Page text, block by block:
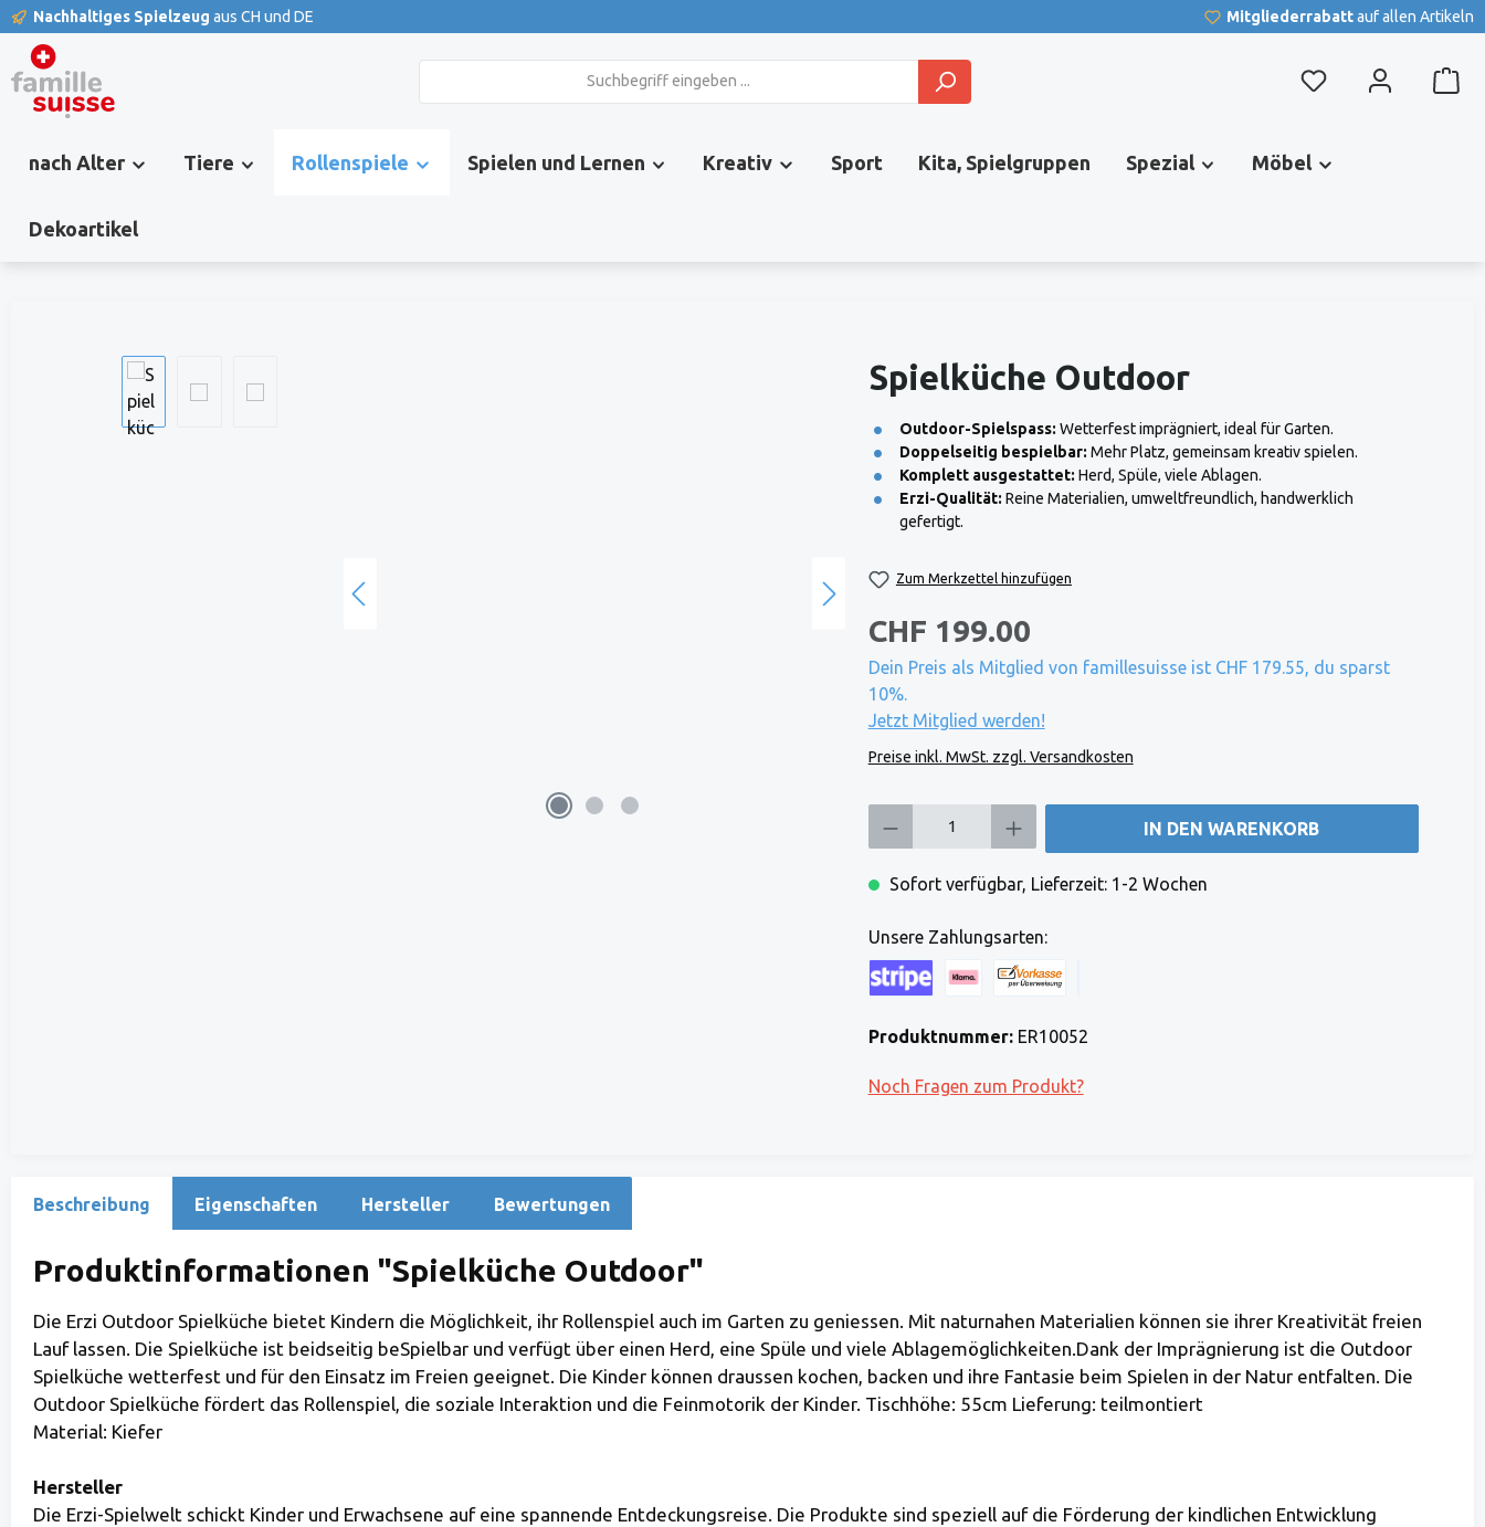
Zur Hauptnavigation springen
Nachhaltiges Spielzeug aus CH und DE Mitgliederrabattauf allen Artikeln
Du hast 0 Produkte
nach Alter Tiere Rollenspiele Spielen und Lernen Kreativ Sport Kita, Spielgruppen Spezial Möbel
Dekoartikel
Bildergalerie überspringen Spielküche Outdoor
Outdoor-Spielspass: Wetterfest imprägniert, ideal für Garten.
Doppelseitig bespielbar: Mehr Platz, gemeinsam kreativ spielen.
Komplett ausgestattet: Herd, Spüle, viele Ablagen.
Erzi-Qualität: Reine Materialien, umweltfreundlich, handwerklich
gefertigt.
Zum Merkzettel hinzufügen
CHF 199.00
Dein Preis als Mitglied von famillesuisse ist CHF 179.55, du sparst
10%.
Jetzt Mitglied werden!
Preise inkl. MwSt. zzgl. Versandkosten
IN DEN WARENKORB
Sofort verfügbar, Lieferzeit: 1-2 Wochen
Unsere Zahlungsarten:
Produktnummer: ER10052
Noch Fragen zum Produkt?
Beschreibung Eigenschaften Hersteller Bewertungen
Produktinformationen "Spielküche Outdoor"
Die Erzi Outdoor Spielküche bietet Kindern die Möglichkeit, ihr Rollenspiel auch im Garten zu geniessen. Mit naturnahen Materialien können sie ihrer Kreativität freien
Lauf lassen. Die Spielküche ist beidseitig beSpielbar und verfügt über einen Herd, eine Spüle und viele Ablagemöglichkeiten.Dank der Imprägnierung ist die Outdoor
Spielküche wetterfest und für den Einsatz im Freien geeignet. Die Kinder können draussen kochen, backen und ihre Fantasie beim Spielen in der Natur entfalten. Die
Outdoor Spielküche fördert das Rollenspiel, die soziale Interaktion und die Feinmotorik der Kinder. Tischhöhe: 55cm Lieferung: teilmontiert
Material: Kiefer
Hersteller
Die Erzi-Spielwelt schickt Kinder und Erwachsene auf eine spannende Entdeckungsreise. Die Produkte sind speziell auf die Förderung der kindlichen Entwicklung